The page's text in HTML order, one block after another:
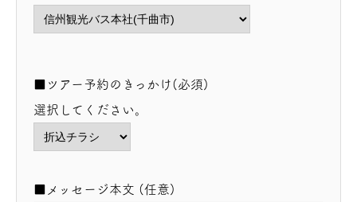
■ツアー予約のきっかけ(必須)
選択してください。
■メッセージ本文 (任意)